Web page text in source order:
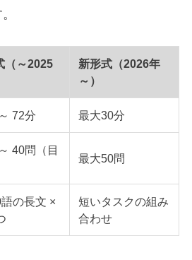
（～2025
新形式（2026年
～）
72分 最大30分
40問（目
最大50問
の長文 ×
短いタスクの組み
合わせ